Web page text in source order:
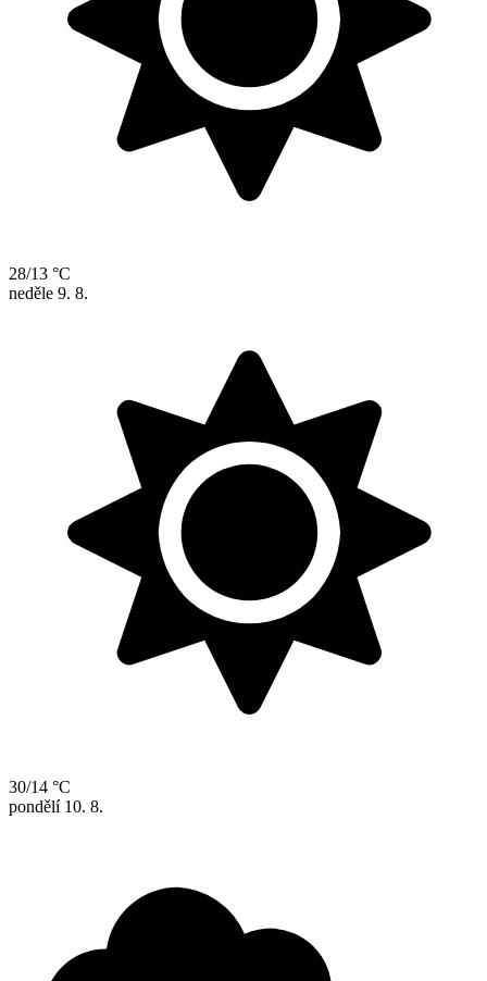
28/13 °C
neděle 9. 8.
30/14 °C
pondělí 10. 8.